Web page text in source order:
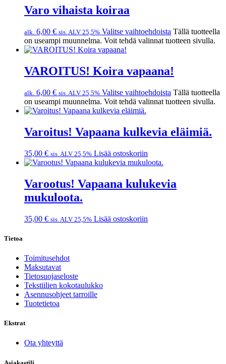
Varo vihaista koiraa
alk. 6,00 € sis. ALV 25,5% Valitse vaihtoehdoista Tällä tuotteella
on useampi muunnelma. Voit tehdä valinnat tuotteen sivulla.
VAROITUS! Koira vapaana!
alk. 6,00 € sis. ALV 25,5% Valitse vaihtoehdoista Tällä tuotteella
on useampi muunnelma. Voit tehdä valinnat tuotteen sivulla.
Varoitus! Vapaana kulkevia eläimiä.
35,00 € sis. ALV 25,5% Lisää ostoskoriin
Varootus! Vapaana kulukevia
mukuloota.
35,00 € sis. ALV 25,5% Lisää ostoskoriin
Tietoa
Toimitusehdot
Maksutavat
Tietosuojaseloste
Tekstiilien kokotaulukko
Asennusohjeet tarroille
Tuotetietoa
Ekstrat
Ota yhteyttä